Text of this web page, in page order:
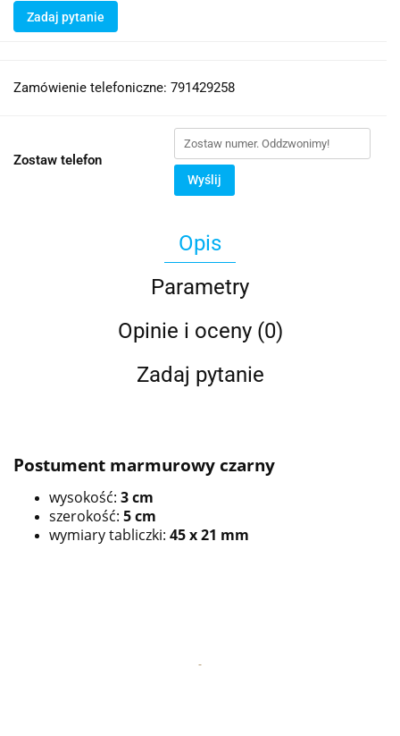
Zadaj pytanie
Zamówienie telefoniczne: 791429258
Zostaw telefon
Wyślij
Opis
Parametry
Opinie i oceny (0)
Zadaj pytanie
Postument marmurowy czarny
wysokość: 3 cm
szerokość: 5 cm
wymiary tabliczki: 45 x 21 mm